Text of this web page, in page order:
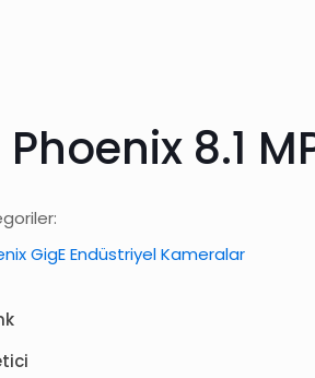
Phoenix 8.1
GigE Endüstriyel Kameralar